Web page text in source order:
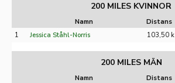
200 MILES KVINNOR
Namn Distans
1
Jessica Ståhl-Norris 103,50 k
200 MILES MÄN
Namn Distans